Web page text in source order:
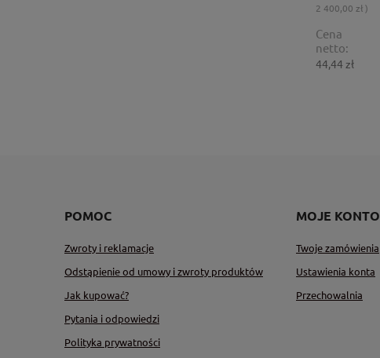
2 400,00 zł )
Cena
netto:
44,44 zł
POMOC
Zwroty i reklamacje
Odstąpienie od umowy i zwroty produktów
Jak kupować?
Pytania i odpowiedzi
Polityka prywatności
MOJE KONTO
Twoje zamówienia
Ustawienia konta
Przechowalnia